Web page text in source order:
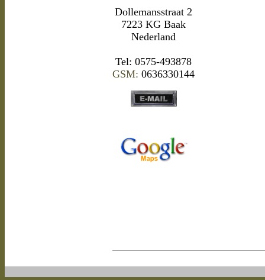
Dollemansstraat 2
7223 KG Baak
Nederland
Tel: 0575-493878
GSM: 0636330144